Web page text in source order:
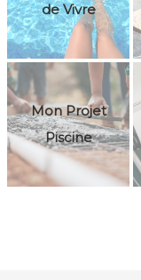
de Vivre
Mon Projet
Piscine